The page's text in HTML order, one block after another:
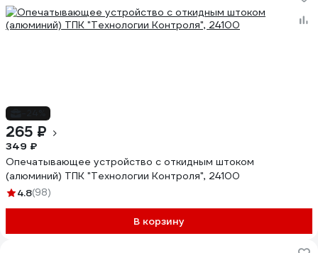
265 ₽
349 ₽
Опечатывающее устройство с откидным штоком
(алюминий) ТПК "Технологии Контроля", 24100
4.8(98)
В корзину